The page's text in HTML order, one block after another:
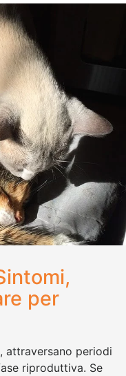
per
attraversano periodi
riproduttiva. Se